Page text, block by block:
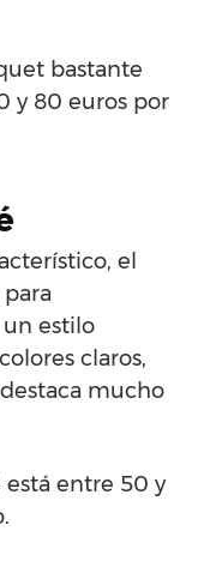
bastante
y 80 euros por
el
estilo
claros,
mucho
entre 50 y